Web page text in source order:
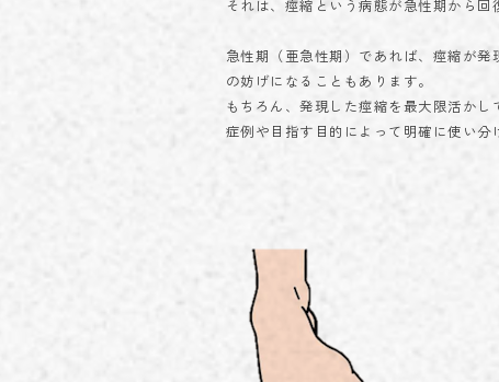
それは、痙縮という病態が急性期から
急性期（亜急性期）であれば、痙縮が
の妨げになることもあります。
もちろん、発現した痙縮を最大限活かし
症例や目指す目的によって明確に使い分